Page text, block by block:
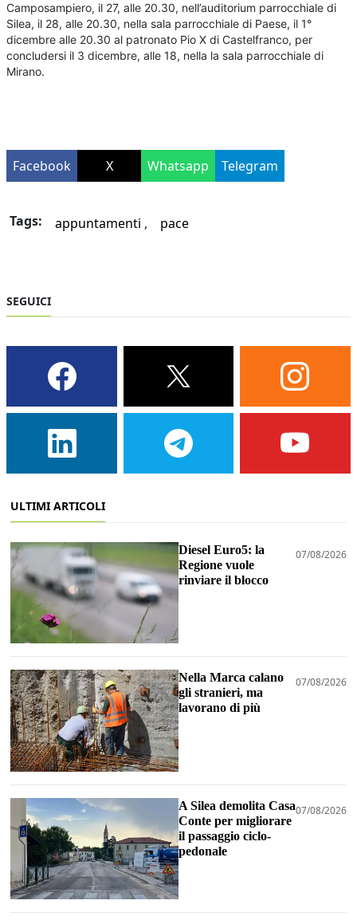
Camposampiero, il 27, alle 20.30, nell’auditorium parrocchiale di
Silea, il 28, alle 20.30, nella sala parrocchiale di Paese, il 1°
dicembre alle 20.30 al patronato Pio X di Castelfranco, per
concludersi il 3 dicembre, alle 18, nella la sala parrocchiale di
Mirano.
Facebook X Whatsapp Telegram
Tags: appuntamenti pace
SEGUICI
ULTIMI ARTICOLI
Diesel Euro5: la
Regione vuole
rinviare il blocco
07/08/2026
Nella Marca calano
gli stranieri, ma
lavorano di più
07/08/2026
A Silea demolita Casa
Conte per migliorare
il passaggio ciclo-
pedonale
07/08/2026